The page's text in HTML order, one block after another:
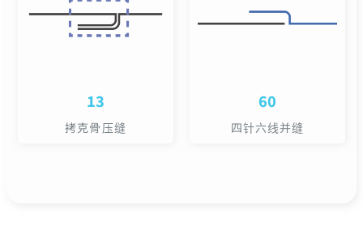
13
拷克骨压缝
60
四针六线并缝